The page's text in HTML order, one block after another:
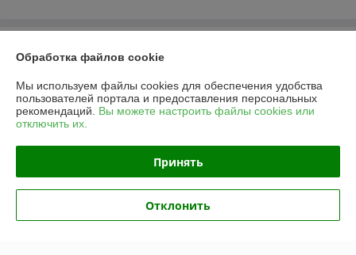
Контакты
Доставка и оплата
Полная версия сайта
Обработка файлов cookie
Мы используем файлы cookies для обеспечения удобства
пользователей портала и предоставления персональных
рекомендаций. Вы можете настроить файлы cookies или
отключить их.
Принять
Отклонить